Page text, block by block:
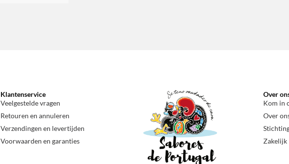
Klantenservice
Veelgestelde vragen
Retouren en annuleren
Verzendingen en levertijden
Voorwaarden en garanties
Over
Kom in
Over
Zakelijk